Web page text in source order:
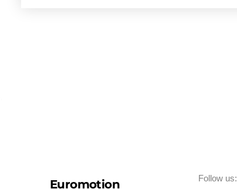
Euromotion Follow us: